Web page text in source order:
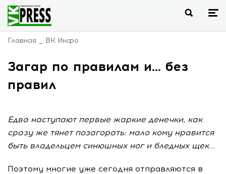
Главная ВК Инфо
Загар по правилам и... без
правил
Едва наступают первые жаркие денечки, как
сразу же тянет позагорать: мало кому нравится
быть владельцем синюшных ног и бледных щек...
Поэтому многие уже сегодня отправляются в